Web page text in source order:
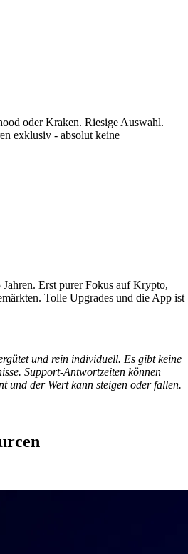
oder Kraken. Riesige Auswahl.
exklusiv - absolut keine
Erst purer Fokus auf Krypto,
Tolle Upgrades und die App ist
und rein individuell. Es gibt keine
Support-Antwortzeiten können
und der Wert kann steigen oder fallen.